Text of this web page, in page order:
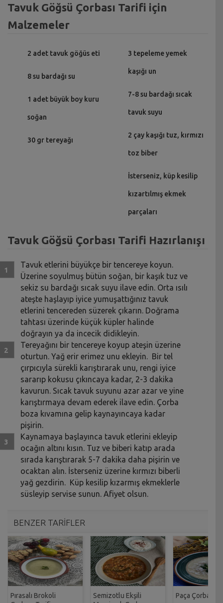
Tavuk Göğsü Çorbası Tarifi için
Malzemeler
2 adet tavuk göğüs eti
8 su bardağı su
1 adet büyük boy kuru
soğan
30 gr tereyağı
3 tepeleme yemek
kaşığı ­un
7-8 su bardağı sıcak
tavuk suyu
2 çay kaşığı tuz, kırmızı
toz biber
İsterseniz, küp kesilip
kızartılmış ekmek
parçaları
Tavuk Göğsü Çorbası Tarifi Hazırlanışı
Tavuk etlerini büyükçe bir tencereye koyun.
Üzerine soyulmuş bütün soğan, bir kaşık tuz ve
sekiz su bardağı sıcak suyu ilave edin. Orta ısılı
ateşte haşlayıp iyice yumuşattığınız tavuk
etlerini tencereden süzerek çıkarın. Doğrama
tahtası üzerinde küçük küpler halinde
doğrayın ya da incecik didikleyin.
Tereyağını bir tencereye koyup ateşin üzerine
oturtun. Yağ erir erimez unu ekleyin. Bir tel
çırpıcıyla sürekli karıştırarak unu, rengi iyice
sararıp kokusu çıkıncaya kadar, 2-3 dakika
kavurun. Sıcak tavuk suyunu azar azar ve yine
karıştırmaya devam ederek ilave edin. Çorba
boza kıvamına gelip kaynayıncaya kadar
pişirin.
Kaynamaya başlayınca tavuk etlerini ekleyip
ocağın altını kısın. Tuz ve biberi katıp arada
sırada karıştırarak 5-7 dakika daha pişirin ve
ocaktan alın. İsterseniz üzerine kırmızı biberli
yağ gezdirin. Küp kesilip kızarmış ekmeklerle
süsleyip servise sunun. Afiyet olsun.
BENZER TARİFLER
Pırasalı Brokoli
Semizotlu Ekşili
Paça Çorbası